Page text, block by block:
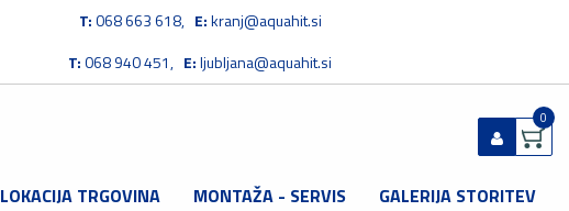
T:068 663 618, E:kranj@aquahit.si
T:068 940 451, E:ljubljana@aquahit.si
0
LOKACIJA TRGOVINA MONTAŽA - SERVIS GALERIJA STORITEV